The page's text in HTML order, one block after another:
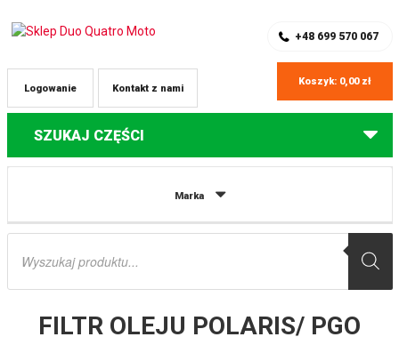
+48 699 570 067
Kontakt z nami
Logowanie
Koszyk: 0,00 zł
SZUKAJ CZĘŚCI
Marka
Wyszukiwarka
Części do quadów Polaris
FILTR OLEJU POLARIS/ PGO